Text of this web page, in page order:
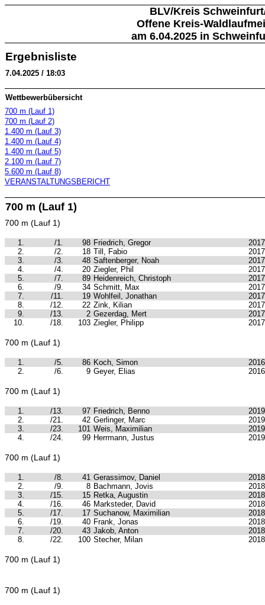
BLV/Kreis
Offene Kreis-
am 6.04.2025 in
Ergebnisliste
7.04.2025 / 18:03
Wettbewerbübersicht
700 m (Lauf 1)
700 m (Lauf 2)
1.400 m (Lauf 3)
1.400 m (Lauf 4)
1.400 m (Lauf 5)
2.100 m (Lauf 7)
5.600 m (Lauf 8)
VERANSTALTUNGSBERICHT
700 m (Lauf 1)
700 m (Lauf 1)
1. /1. 98 Friedrich, Gregor
2017
2.
/2. 18 Till, Fabio
2017
3.
/3. 48 Saftenberger, Noah
2017
4.
/4. 20 Ziegler, Phil
2017
5.
/7. 89 Heidenreich, Christoph
2017
6.
/9. 34 Schmitt, Max
2017
7.
/11. 19 Wohlfeil, Jonathan
2017
8.
/12. 22 Zink, Kilian
2017
9.
/13. 2 Gezerdag, Mert
2017
10.
/18. 103 Ziegler, Philipp 2017
700 m (Lauf 1)
1. /5. 86 Koch, Simon
2016
2.
/6. 9 Geyer, Elias 2016
700 m (Lauf 1)
1. /13. 97 Friedrich, Benno
2019
2.
/21. 42 Gerlinger, Marc
2019
3.
/23. 101 Weis, Maximilian
2019
4.
/24. 99 Herrmann, Justus 2019
700 m (Lauf 1)
1. /8. 41 Gerassimov, Daniel
2018
2.
/9. 8 Bachmann, Jovis
2018
3.
/15. 15 Retka, Augustin
2018
4.
/16. 46 Marksteder, David
2018
5.
/17. 17 Suchanow, Maximilian
2018
6.
/19. 40 Frank, Jonas
2018
7.
/20. 43 Jakob, Anton
2018
8.
/22. 100 Stecher, Milan 2018
700 m (Lauf 1)
700 m (Lauf 1)